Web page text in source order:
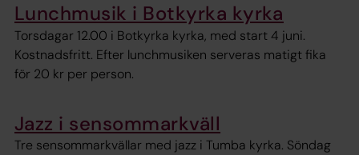
Lunchmusik i Botkyrka kyrka
Torsdagar 12.00 i Botkyrka kyrka, med start 4 juni.
Kostnadsfritt. Efter lunchmusiken serveras matigt fika
för 20 kr per person.
Jazz i sensommarkväll
Tre sensommarkvällar med jazz i Tumba kyrka. Söndag